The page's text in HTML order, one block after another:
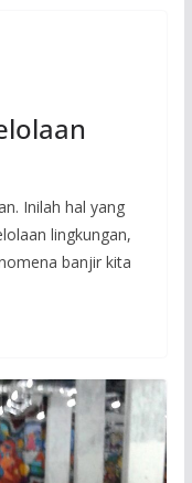
Inilah hal yang
lingkungan,
banjir kita